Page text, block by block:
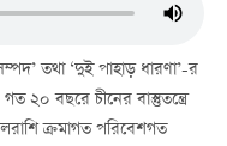
তথা ‘দুই পাহাড় ধারণা’-র
বছরে চীনের বাস্তুতন্ত্রে
ক্রমাগত পরিবেশগত